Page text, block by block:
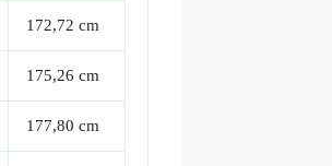
172,72 cm
175,26 cm
177,80 cm